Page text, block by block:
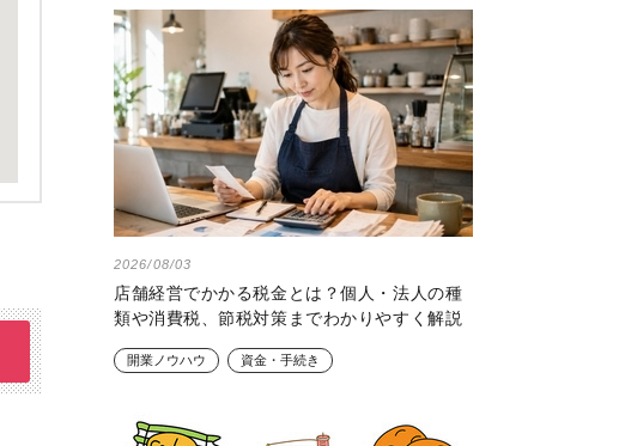
2026/08/03
店舗経営でかかる税金とは？個人・法人の種
類や消費税、節税対策までわかりやすく解説
開業ノウハウ 資金・手続き